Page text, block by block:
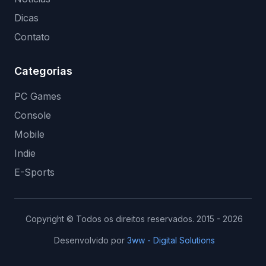
Dicas
Contato
Categorias
PC Games
Console
Mobile
Indie
E-Sports
Copyright © Todos os direitos reservados. 2015 - 2026
Desenvolvido por 3ww - Digital Solutions